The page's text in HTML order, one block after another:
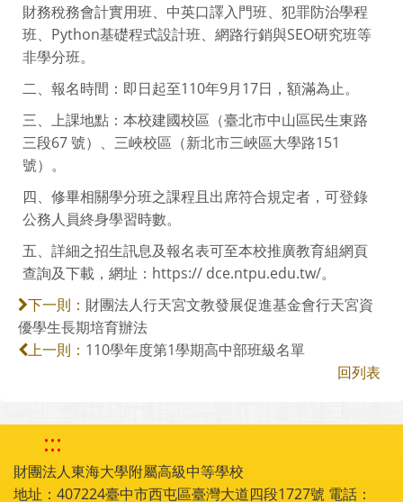
財務稅務會計實用班、中英口譯入門班、犯罪防治學程
班、Python基礎程式設計班、網路行銷與SEO研究班等
非學分班。
二、報名時間：即日起至110年9月17日，額滿為止。
三、上課地點：本校建國校區（臺北市中山區民生東路
三段67 號）、三峽校區（新北市三峽區大學路151
號）。
四、修畢相關學分班之課程且出席符合規定者，可登錄
公務人員終身學習時數。
五、詳細之招生訊息及報名表可至本校推廣教育組網頁
查詢及下載，網址：https:// dce.ntpu.edu.tw/。
下一則： 財團法人行天宮文教發展促進基金會行天宮資
優學生長期培育辦法
上一則： 110學年度第1學期高中部班級名單
回列表
:::
財團法人東海大學附屬高級中等學校
地址：407224臺中市西屯區臺灣大道四段1727號 電話：